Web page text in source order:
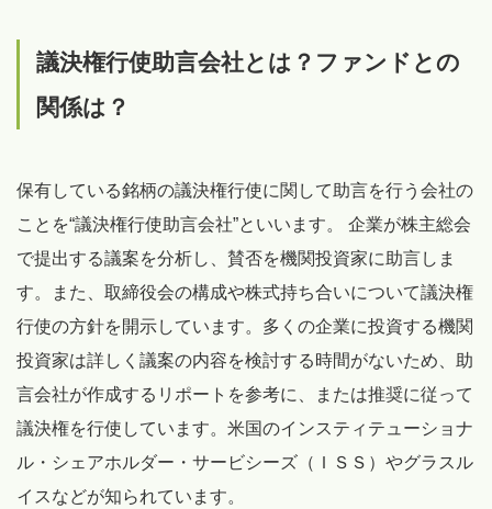
議決権行使助言会社とは？ファンドとの
関係は？
保有している銘柄の議決権行使に関して助言を行う会社の
ことを“議決権行使助言会社”といいます。 企業が株主総会
で提出する議案を分析し、賛否を機関投資家に助言しま
す。また、取締役会の構成や株式持ち合いについて議決権
行使の方針を開示しています。多くの企業に投資する機関
投資家は詳しく議案の内容を検討する時間がないため、助
言会社が作成するリポートを参考に、または推奨に従って
議決権を行使しています。米国のインスティテューショナ
ル・シェアホルダー・サービシーズ（ＩＳＳ）やグラスル
イスなどが知られています。